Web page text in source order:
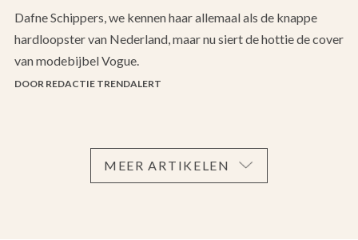
Dafne Schippers, we kennen haar allemaal als de knappe
hardloopster van Nederland, maar nu siert de hottie de cover
van modebijbel Vogue.
DOOR REDACTIE TRENDALERT
MEER ARTIKELEN